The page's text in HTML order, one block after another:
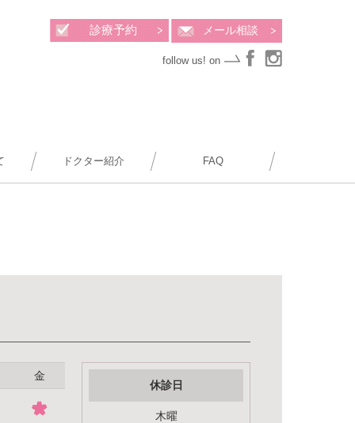
診療予約 メール相談
follow us! on
ドクター紹介 FAQ
金
休診日
木曜